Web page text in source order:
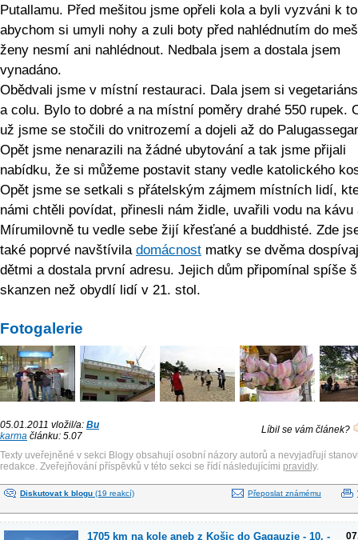
Putallamu. Před mešitou jsme opřeli kola a byli vyzváni k
abychom si umyli nohy a zuli boty před nahlédnutím do
ženy nesmí ani nahlédnout. Nedbala jsem a dostala jsem
vynadáno.
Obědvali jsme v místní restauraci. Dala jsem si
a colu. Bylo to dobré a na místní poměry drahé 550 rupek.
už jsme se stočili do vnitrozemí a dojeli až do
Opět jsme nenarazili na žádné ubytování a tak jsme přijali
nabídku, že si můžeme postavit stany vedle katolického
Opět jsme se setkali s přátelským zájmem místních lidí,
námi chtěli povídat, přinesli nám židle, uvařili vodu na kávu
Mírumilovně tu vedle sebe žijí křesťané a buddhisté. Zde
také poprvé navštívila domácnost matky se dvěma
dětmi a dostala první adresu. Jejich dům připomínal spíše
skanzen než obydlí lidí v 21. stol.
Fotogalerie
05.01.2011 vložil/a: Bu
karma článku: 5.07
Líbil se vám článek?
Texty uveřejněné v sekci Blogy obsahují osobní názory autorů a nevyjadřují
redakce. Zveřejňování příspěvků v této sekci se řídí následujícími pravidly.
Diskutovat k blogu (19 reakcí) Přeposlat známému
1705 km na kole aneb z Košic do Gagauzie - 10. -